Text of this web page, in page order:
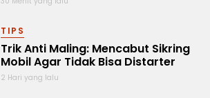
TIPS
Trik Anti Maling: Mencabut Sikring
Mobil Agar Tidak Bisa Distarter
2 Hari yang lalu